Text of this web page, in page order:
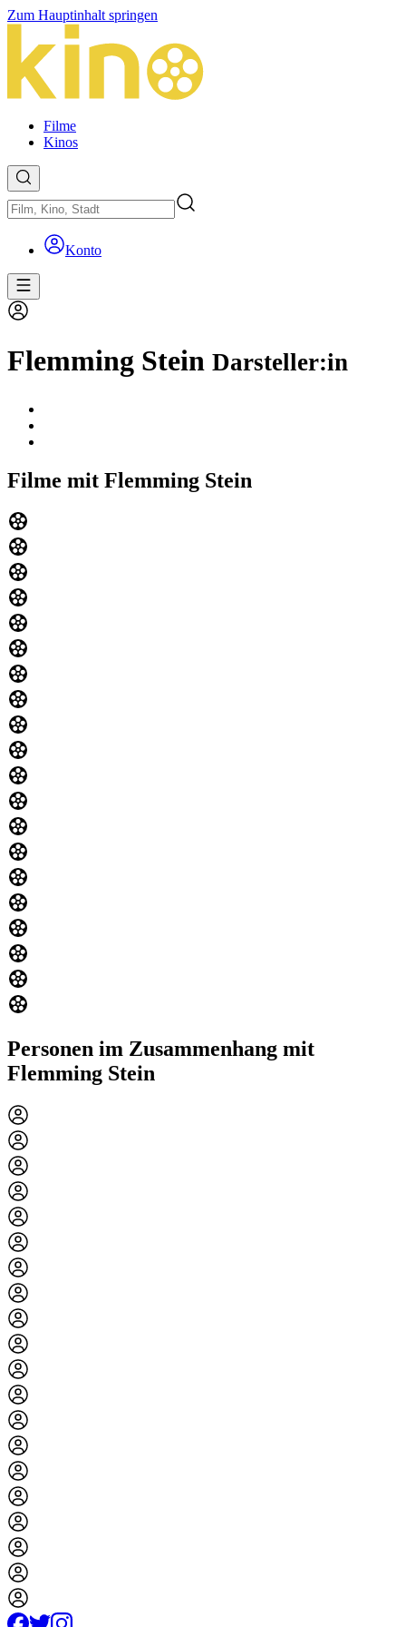
Zum Hauptinhalt springen
Filme
Kinos
Konto
Flemming Stein Darsteller:in
Filme mit Flemming Stein
Personen im Zusammenhang mit
Flemming Stein